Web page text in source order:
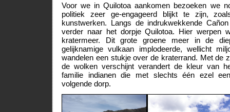
Voor we in Quilotoa aankomen bezoeken we
politiek zeer ge-engageerd blijkt te zijn,
kunstwerken. Langs de indrukwekkende
verder naar het dorpje Quilotoa. Hier werpen
kratermeer. Dit grote groene meer in de
gelijknamige vulkaan implodeerde, wellicht
wandelen een stukje over de kraterrand. Met de
de wolken verschijnt verandert de kleur van
familie indianen die met slechts één ezel
volgende dorp.